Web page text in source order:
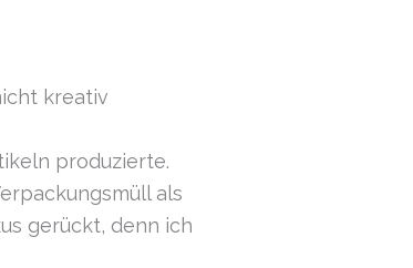
kreativ
produzierte.
als
gerückt, denn ich